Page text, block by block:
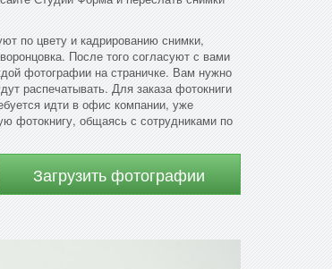
по цвету и кадрированию снимки,
После того согласуют с вами
фотографии на страничке. Вам нужно
распечатывать. Для заказа фотокниги
идти в офис компании, уже
фотокнигу, общаясь с сотрудниками по
Загрузить фотографии